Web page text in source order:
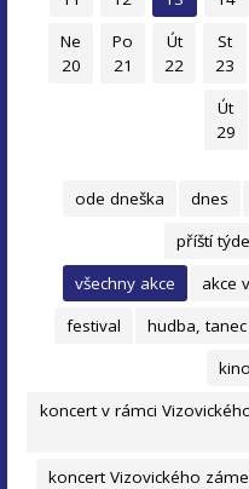
Ne
20
Po
21
Út
22
St
23
Út
29
ode dneška dnes
příští
všechny akce
akce
festival
hudba, tanec
kino
koncert v rámci
koncert Vizovického